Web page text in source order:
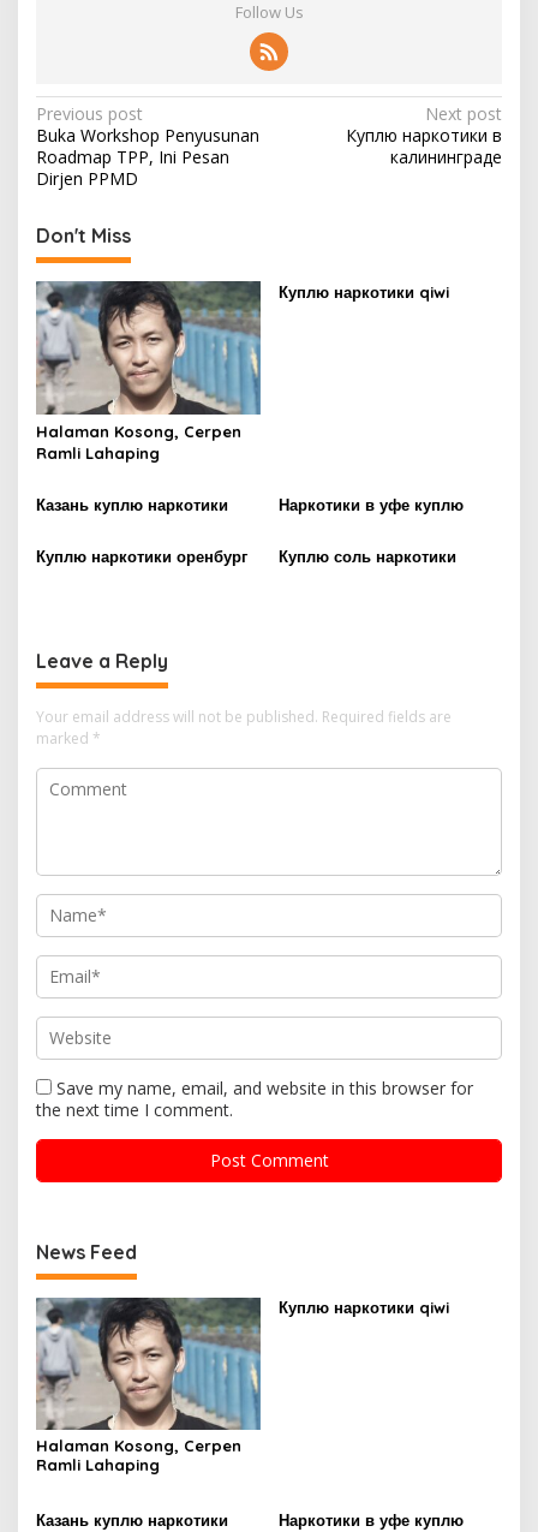
Follow Us
P
o
s
t
n
a
v
i
g
a
t
i
o
n
Previous post
Buka Workshop Penyusunan
Roadmap TPP, Ini Pesan
Dirjen PPMD
Next post
Куплю наркотики в
калининграде
Don't Miss
Halaman Kosong, Cerpen
Ramli Lahaping
Куплю наркотики qiwi
Казань куплю наркотики Наркотики в уфе куплю
Куплю наркотики оренбург Куплю соль наркотики
Leave a Reply
Your email address will not be published. Required fields are
marked *
Save my name, email, and website in this browser for
the next time I comment.
News Feed
Halaman Kosong, Cerpen
Ramli Lahaping
Куплю наркотики qiwi
Казань куплю наркотики Наркотики в уфе куплю